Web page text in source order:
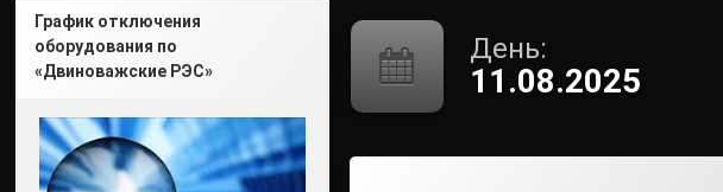
День:
11.08.2025
График отключения
оборудования по
«Двиноважские РЭС»